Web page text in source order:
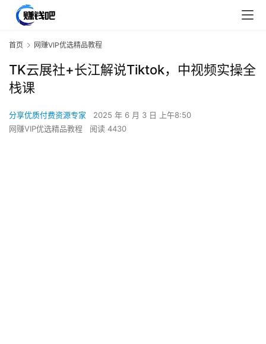
首页 网赚VIP优选精品教程
TK云展社+长江解说Tiktok，中视频实操全
栈课
分享优质付费资源专家
2025 年 6 月 3 日 上午8:50
网赚VIP优选精品教程
阅读 4430